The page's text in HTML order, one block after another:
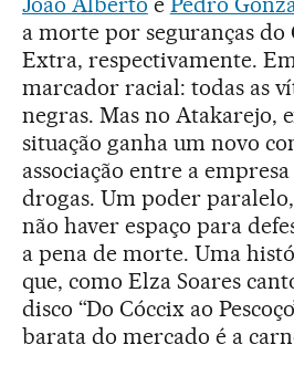
a morte por seguranças do
Extra, respectivamente.
marcador racial: todas as
negras. Mas no Atakarejo,
situação ganha um novo
associação entre a
drogas. Um poder
não haver espaço para
a pena de morte. Uma
que, como Elza Soares
disco “Do Cóccix ao
barata do mercado é a